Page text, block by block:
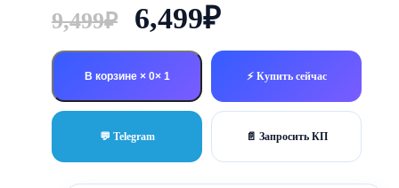
9,499₽
Первоначальная
цена
составляла
9,499₽.
6,499₽Текущая
цена:
6,499₽.
В корзине × 0 ⚡ Купить сейчас
💬 Telegram 📄 Запросить КП